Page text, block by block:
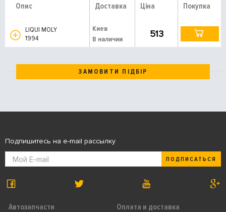
Опис Доставка Ціна Покупка
LIQUI MOLY
1994
Киев
В наличии
513
ЗАМОВИТИ ПІДБІР
Автозапчасти Оплата и доставка
Подпишитесь на e-mail рассылку
ПОДПИСАТЬСЯ